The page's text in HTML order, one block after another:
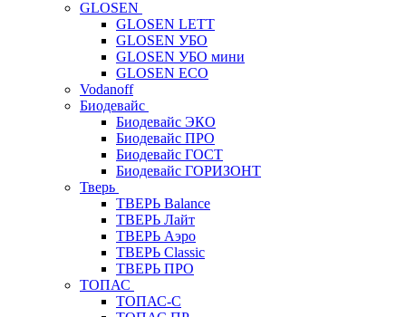
GLOSEN
GLOSEN LETT
GLOSEN УБО
GLOSEN УБО мини
GLOSEN ECO
Vodanoff
Биодевайс
Биодевайс ЭКО
Биодевайс ПРО
Биодевайс ГОСТ
Биодевайс ГОРИЗОНТ
Тверь
ТВЕРЬ Balance
ТВЕРЬ Лайт
ТВЕРЬ Аэро
ТВЕРЬ Classic
ТВЕРЬ ПРО
ТОПАС
ТОПАС-С